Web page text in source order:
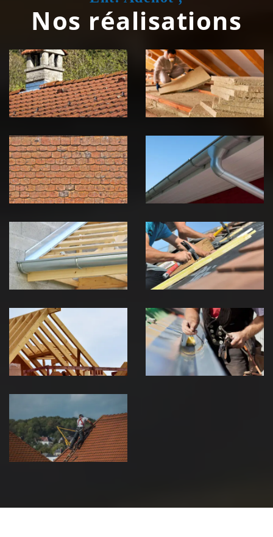
Nos réalisations
Couvreur
zingueur 39
Jura
Isolation de
toiture 39
Jura
démoussage de
toiture 39
Jura
pose de
gouttière 39
Jura
Pose de
Chéneau 39
Jura
Réparation de
toiture 39
Jura
Traitement de
charpente 39
Jura
Travaux de
zinguerie 39
Jura
Urgence fuite
de toiture 39
Jura